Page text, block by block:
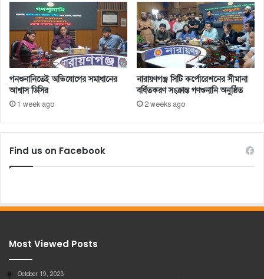
গনশুনানিতেই অভিযোগের সমাধানের
আশ্বাস ডিসির
1 week ago
নারায়ণগঞ্জ সিটি কর্পোরেশনের সীমানা
বর্ধিতকরণ সংক্রান্ত গণশুনানি অনুষ্ঠিত
2 weeks ago
Find us on Facebook
Most Viewed Posts
October 19, 2023